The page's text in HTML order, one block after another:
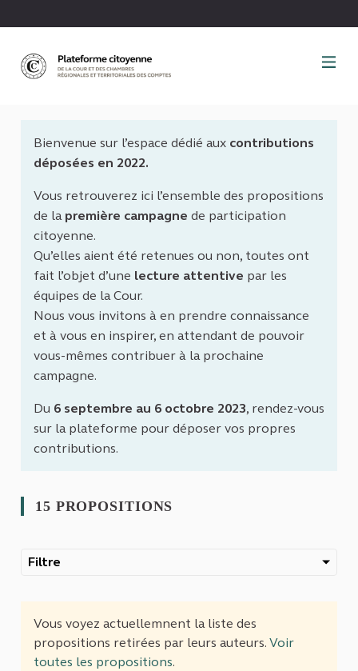
Bienvenue sur l’espace dédié aux contributions
déposées en 2022.
Vous retrouverez ici l’ensemble des propositions
de la première campagne de participation
citoyenne.
Qu’elles aient été retenues ou non, toutes ont
fait l’objet d’une lecture attentive par les
équipes de la Cour.
Nous vous invitons à en prendre connaissance
et à vous en inspirer, en attendant de pouvoir
vous-mêmes contribuer à la prochaine
campagne.
Du 6 septembre au 6 octobre 2023, rendez-vous
sur la plateforme pour déposer vos propres
contributions.
15 PROPOSITIONS
Filtre
Vous voyez actuellemnent la liste des
propositions retirées par leurs auteurs. Voir
toutes les propositions.